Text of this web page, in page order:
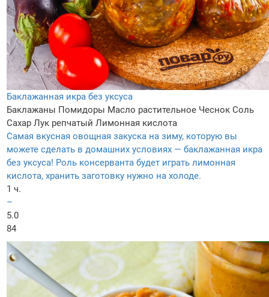
Баклажанная икра без уксуса
Баклажаны Помидоры Масло растительное Чеснок Соль
Сахар Лук репчатый Лимонная кислота
Самая вкусная овощная закуска на зиму, которую вы
можете сделать в домашних условиях — баклажанная икра
без уксуса! Роль консерванта будет играть лимонная
кислота, хранить заготовку нужно на холоде.
1 ч.
–
5.0
84